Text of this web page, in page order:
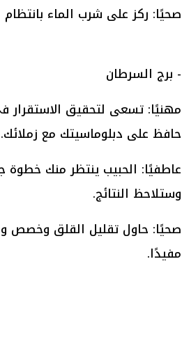
صحيًا: ركز على شرب الماء
- برج السرطان
مهنيًا: تسعى لتحقيق الاستقرار
حافظ على دبلوماسيتك مع زملائك.
عاطفيًا: الحبيب ينتظر منك خطوة
وستلاحظ النتائج.
صحيًا: حاول تقليل القلق وخصص
مفيدًا.